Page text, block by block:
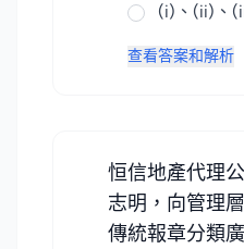
(i)、(ii)、
查看答案和解析
恒信地產代理
志明，向管理
傳統報章分類